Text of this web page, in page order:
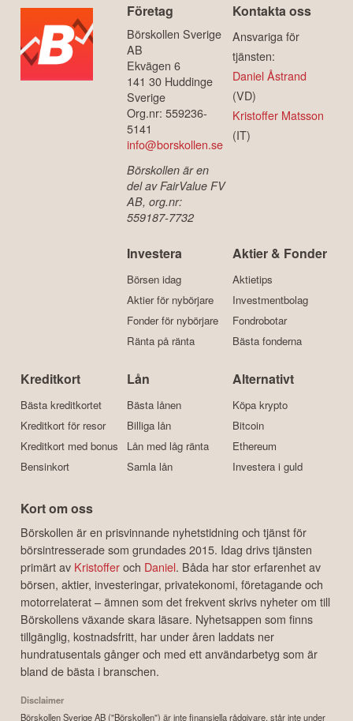
Företag
Börskollen Sverige
AB
Ekvägen 6
141 30 Huddinge
Sverige
Org.nr: 559236-
5141
info@borskollen.se
Börskollen är en
del av FairValue FV
AB, org.nr:
559187-7732
Kontakta oss
Ansvariga för
tjänsten:
Daniel Åstrand
(VD)
Kristoffer Matsson
(IT)
Investera
Börsen idag
Aktier för nybörjare
Fonder för nybörjare
Ränta på ränta
Aktier & Fonder
Aktietips
Investmentbolag
Fondrobotar
Bästa fonderna
Kreditkort
Bästa kreditkortet
Kreditkort för resor
Kreditkort med bonus
Bensinkort
Lån
Bästa lånen
Billiga lån
Lån med låg ränta
Samla lån
Alternativt
Köpa krypto
Bitcoin
Ethereum
Investera i guld
Kort om oss
Börskollen är en prisvinnande nyhetstidning och tjänst för
börsintresserade som grundades 2015. Idag drivs tjänsten
primärt av Kristofferoch Daniel. Båda har stor erfarenhet av
börsen, aktier, investeringar, privatekonomi, företagande och
motorrelaterat – ämnen som det frekvent skrivs nyheter om till
Börskollens växande skara läsare. Nyhetsappen som finns
tillgänglig, kostnadsfritt, har under åren laddats ner
hundratusentals gånger och med ett användarbetyg som är
bland de bästa i branschen.
Disclaimer
Börskollen Sverige AB ("Börskollen") är inte finansiella rådgivare, står inte under